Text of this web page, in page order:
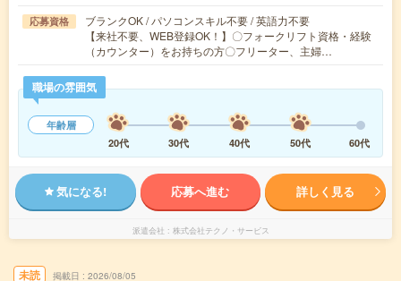
応募資格
ブランクOK / パソコンスキル不要 / 英語力不要
【来社不要、WEB登録OK！】〇フォークリフト資格・経験
（カウンター）をお持ちの方〇フリーター、主婦…
職場の雰囲気
年齢層
20代
30代 40代 50代 60代
気になる! 応募へ進む 詳しく見る
派遣会社 株式会社テクノ・サービス
未読 掲載日 2026/08/05